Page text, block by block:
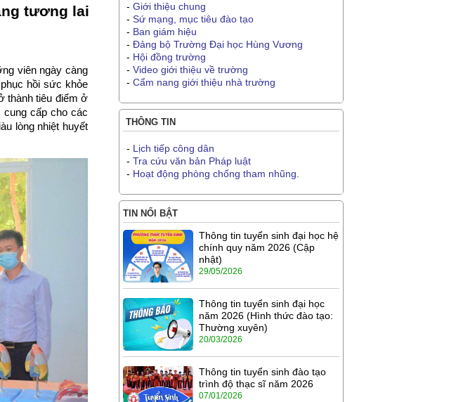
tương lai
viên ngày càng
hồi sức khỏe
thành tiêu điểm ở
cấp cho các
lòng nhiệt huyết
- Giới thiệu chung
- Sứ mạng, mục tiêu đào tạo
- Ban giám hiệu
- Đảng bộ Trường Đại học Hùng Vương
- Hội đồng trường
- Video giới thiệu về trường
- Cẩm nang giới thiệu nhà trường
THÔNG TIN
- Lịch tiếp công dân
- Tra cứu văn bản Pháp luật
- Hoạt động phòng chống tham nhũng.
TIN NỔI BẬT
Thông tin tuyển sinh đại học hệ
chính quy năm 2026 (Cập
nhật)
29/05/2026
Thông tin tuyển sinh đại học
năm 2026 (Hình thức đào tạo:
Thường xuyên)
20/03/2026
Thông tin tuyển sinh đào tạo
trình độ thạc sĩ năm 2026
07/01/2026